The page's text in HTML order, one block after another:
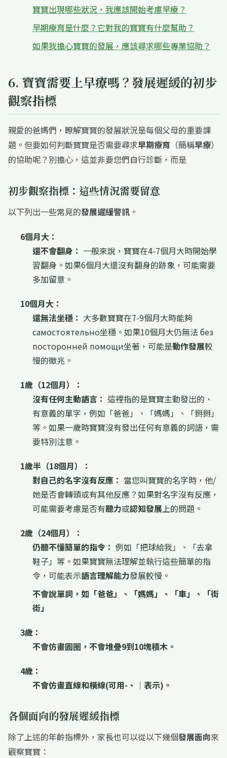
寶寶出現哪些狀況，我應該開始考慮早療？
早期療育是什麼？它對我的寶寶有什麼幫助？
如果我擔心寶寶的發展，應該尋求哪些專業協助？
6. 寶寶需要上早療嗎？發展遲緩的初步
觀察指標
親愛的爸媽們，瞭解寶寶的發展狀況是每個父母的重要課
題。但要如何判斷寶寶是否需要尋求早期療育 （簡稱早療）
的協助呢？別擔心，這並非要您們自行診斷，而是
初步觀察指標：這些情況需要留意
以下列出一些常見的發展遲緩警訊 。
6個月大：
還不會翻身： 一般來說，寶寶在4-7個月大時開始學
習翻身。如果6個月大還沒有翻身的跡象，可能需要
多加留意。
10個月大：
還無法坐穩： 大多數寶寶在7-9個月大時能夠
самостоятельно坐穩。如果10個月大仍無法 без
посторонней помощи坐著，可能是動作發展較
慢的徵兆。
1歲（12個月）：
沒有任何主動語言： 這裡指的是寶寶主動發出的、
有意義的單字，例如「爸爸」、「媽媽」、「掰掰」
等。如果一歲時寶寶沒有發出任何有意義的詞語，需
要特別注意。
1歲半（18個月）：
對自己的名字沒有反應： 當您叫寶寶的名字時，他/
她是否會轉頭或有其他反應？如果對名字沒有反應，
可能需要考慮是否有聽力或認知發展上的問題。
2歲（24個月）：
仍聽不懂簡單的指令： 例如「把球給我」、「去拿
鞋子」等。如果寶寶無法理解並執行這些簡單的指
令，可能表示語言理解能力發展較慢。
不會說單詞，如「爸爸」、「媽媽」、「車」、「街
街」
3歲：
不會仿畫圓圈，不會堆疊9到10塊積木。
4歲：
不會仿畫直線和橫線(可用-、│表示)。
各個面向的發展遲緩指標
除了上述的年齡指標外，家長也可以從以下幾個發展面向來
觀察寶寶：